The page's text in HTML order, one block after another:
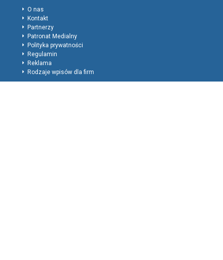
O nas
Kontakt
Partnerzy
Patronat Medialny
Polityka prywatności
Regulamin
Reklama
Rodzaje wpisów dla firm